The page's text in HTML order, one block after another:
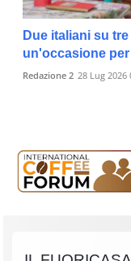
Due italiani su
un'occasione
Redazione 2 28 Lug 2026